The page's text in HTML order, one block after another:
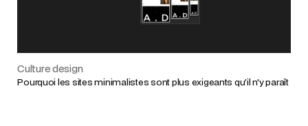
Culture design
Pourquoi les sites minimalistes sont plus exigeants qu’il n'y paraît